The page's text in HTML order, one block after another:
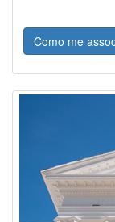
Como me